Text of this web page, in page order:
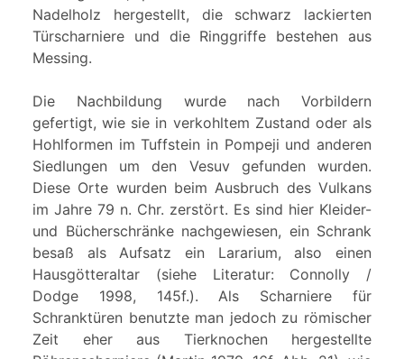
Nadelholz hergestellt, die schwarz lackierten
Türscharniere und die Ringgriffe bestehen aus
Messing.
Die Nachbildung wurde nach Vorbildern
gefertigt, wie sie in verkohltem Zustand oder als
Hohlformen im Tuffstein in Pompeji und anderen
Siedlungen um den Vesuv gefunden wurden.
Diese Orte wurden beim Ausbruch des Vulkans
im Jahre 79 n. Chr. zerstört. Es sind hier Kleider-
und Bücherschränke nachgewiesen, ein Schrank
besaß als Aufsatz ein Lararium, also einen
Hausgötteraltar (siehe Literatur: Connolly /
Dodge 1998, 145f.). Als Scharniere für
Schranktüren benutzte man jedoch zu römischer
Zeit eher aus Tierknochen hergestellte